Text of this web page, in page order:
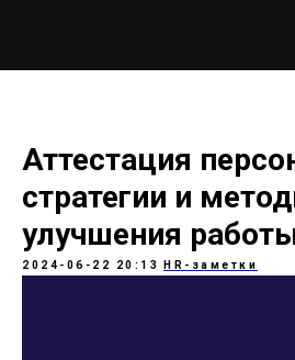
Аттестация
стратегии и
улучшения
2024-06-22 20:13 HR-заметки